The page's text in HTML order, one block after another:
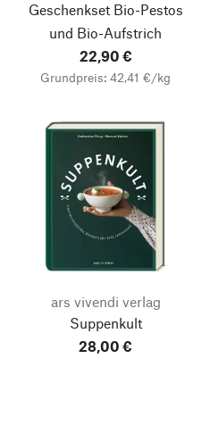
Geschenkset Bio-Pestos
und Bio-Aufstrich
22,90 €
Grundpreis: 42,41 €/kg
ars vivendi verlag
Suppenkult
28,00 €